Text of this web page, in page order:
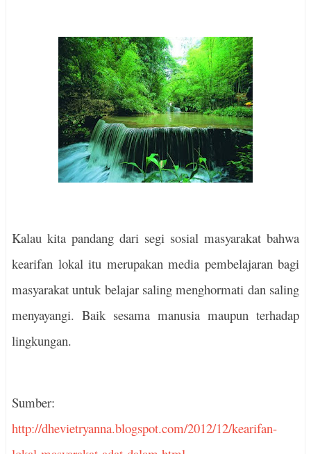
Kalau kita pandang dari segi sosial masyarakat bahwa
kearifan lokal itu merupakan media pembelajaran bagi
masyarakat untuk belajar saling menghormati dan saling
menyayangi. Baik sesama manusia maupun terhadap
lingkungan.
Sumber:
http://dhevietryanna.blogspot.com/2012/12/kearifan-